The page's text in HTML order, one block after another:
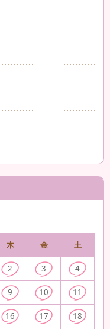
木 金 土
2 3 4
9 10 11
16 17 18